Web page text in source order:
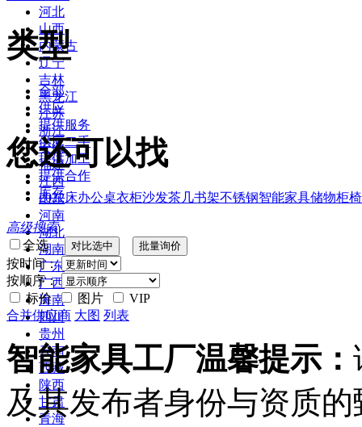
河北
山西
内蒙古
辽宁
吉林
黑龙江
江苏
浙江
安徽
福建
江西
山东
河南
湖北
湖南
广东
广西
海南
四川
贵州
云南
西藏
陕西
甘肃
青海
类型
全部
供应
提供服务
供应二手
提供加工
提供合作
库存
您还可以找
2022床办公桌衣柜沙发茶几书架不锈钢智能家具储物柜
高级搜索
全选
按时间：
按顺序：
标价
图片
VIP
合并供应商 大图 列表
智能家具工厂温馨提示：
及其发布者身份与资质